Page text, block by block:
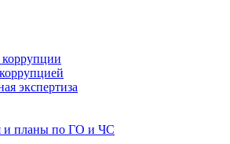
экспертиза
и планы по ГО и ЧС